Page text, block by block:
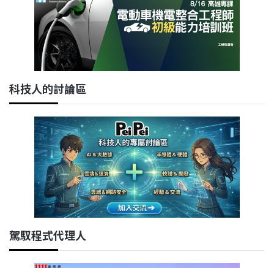
科技人的討論區
駕馭程式代理人